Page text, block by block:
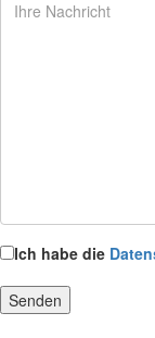
Ich habe die